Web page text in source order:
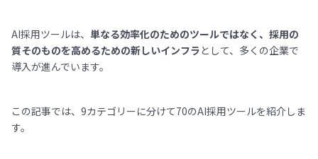
AI採用ツールは、 単なる効率化のためのツールではなく、採用の
質そのものを高めるための新しいインフラ として、多くの企業で
導入が進んでいます。
この記事では、9カテゴリーに分けて70のAI採用ツールを紹介しま
す。